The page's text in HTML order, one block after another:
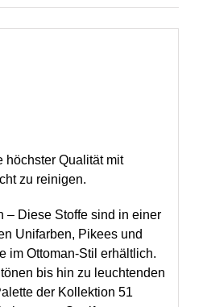
höchster Qualität mit
zu reinigen.
– Diese Stoffe sind in einer
Unifarben, Pikees und
im Ottoman-Stil erhältlich.
bis hin zu leuchtenden
der Kollektion 51